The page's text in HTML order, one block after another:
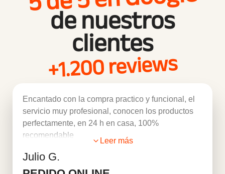
de nuestros
clientes
+1.200 reviews
Encantado con la compra practico y funcional, el
servicio muy profesional, conocen los productos
perfectamente, en 24 h en casa, 100%
recomendable
Leer más
Julio G.